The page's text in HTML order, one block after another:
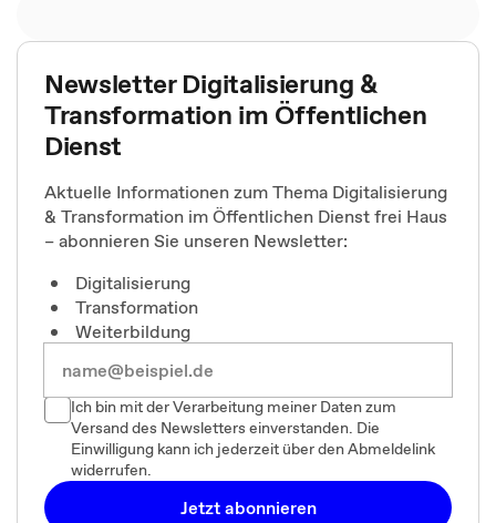
Newsletter Digitalisierung &
Transformation im Öffentlichen
Dienst
Aktuelle Informationen zum Thema Digitalisierung
& Transformation im Öffentlichen Dienst frei Haus
– abonnieren Sie unseren Newsletter:
Digitalisierung
Transformation
Weiterbildung
Ich bin mit der Verarbeitung meiner Daten zum
Versand des Newsletters einverstanden. Die
Einwilligung kann ich jederzeit über den Abmeldelink
widerrufen.
Jetzt abonnieren